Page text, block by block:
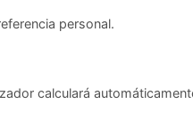
personal.
calculará